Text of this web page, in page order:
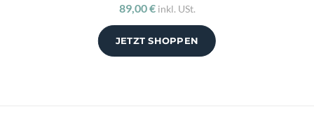
JETZT SHOPPEN
89,00 € inkl. USt.